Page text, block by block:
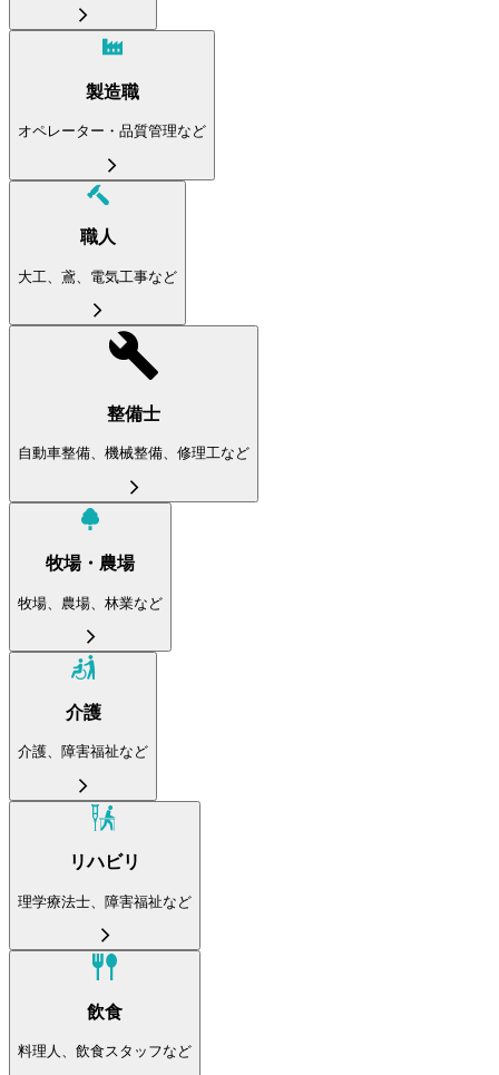
製造職
オペレーター・品質管理など
職人
大工、鳶、電気工事など
整備士
自動車整備、機械整備、修理工など
牧場・農場
牧場、農場、林業など
介護
介護、障害福祉など
リハビリ
理学療法士、障害福祉など
飲食
料理人、飲食スタッフなど